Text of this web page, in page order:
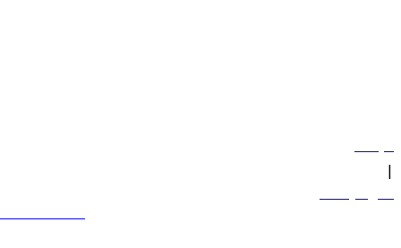
سياساتنا
|
الشروط والأحكام
600 544 445